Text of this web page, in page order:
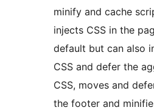
minify and cache
injects CSS in the
default but can also
CSS and defer the
CSS, moves and
the footer and